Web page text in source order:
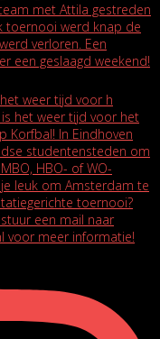
weer tijd voor h